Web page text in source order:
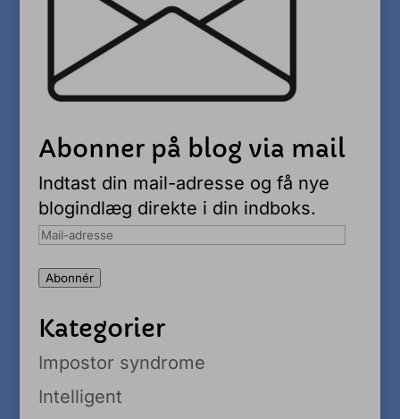
Abonner på blog via mail
Indtast din mail-adresse og få nye
blogindlæg direkte i din indboks.
Mail-
Abonnér
Kategorier
Impostor syndrome
Intelligent